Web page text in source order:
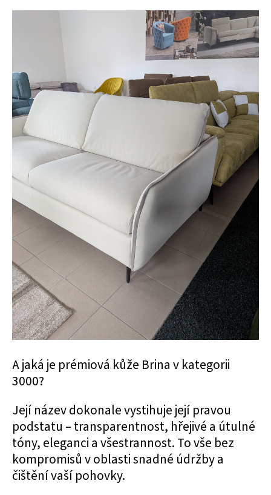
A jaká je prémiová kůže Brina v kategorii
3000?
Její název dokonale vystihuje její pravou
podstatu – transparentnost, hřejivé a útulné
tóny, eleganci a všestrannost. To vše bez
kompromisů v oblasti snadné údržby a
čištění vaší pohovky.